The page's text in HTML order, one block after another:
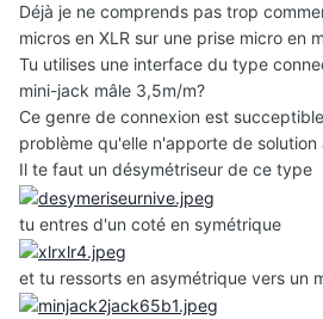
Déjà je ne comprends pas trop
micros en XLR sur une prise micro en
Tu utilises une interface du type
mini-jack mâle 3,5m/m?
Ce genre de connexion est
problème qu'elle n'apporte de solution
Il te faut un désymétriseur de ce type
tu entres d'un coté en symétrique
et tu ressorts en asymétrique vers un